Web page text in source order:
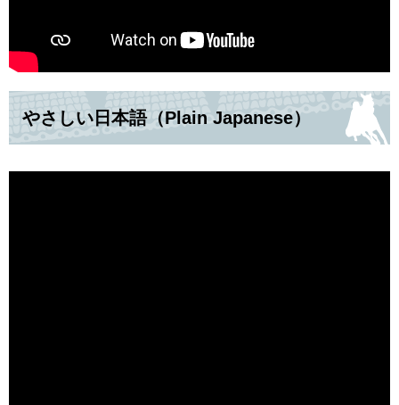
やさしい日本語（Plain Japanese）